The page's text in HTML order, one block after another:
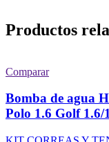
Productos
Comparar
Bomba de agua
Polo 1.6 Golf